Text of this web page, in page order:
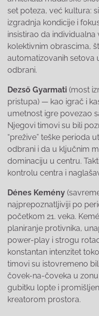
set poteza, već kultura:
izgradnja kondicije i
insistirao da
kolektivnim obrascima,
automatizovanih setova
odbrani.
Dezső Gyarmati (most
pristupa) — kao igrač i
umetnost igre povezao
Njegovi timovi su bili
“prežive” teške perioda
odbrani i da u ključnim
dominaciju u centru.
kontrolu centra i
Dénes Kemény
najprepoznatljiviji po
početkom 21. veka.
planiranje protivnika,
power-play i strogu
konstantan intenzitet
timovi su istovremeno
čovek-na-čoveka u
gubitku lopte i
kreatorom prostora.